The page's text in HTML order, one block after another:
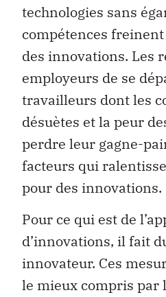
technologies sans
compétences
des innovations. Les
employeurs de se
travailleurs dont les
désuètes et la peur
perdre leur gagne-
facteurs qui
pour des innovations.
Pour ce qui est de
d’innovations, il fait
innovateur. Ces
le mieux compris par